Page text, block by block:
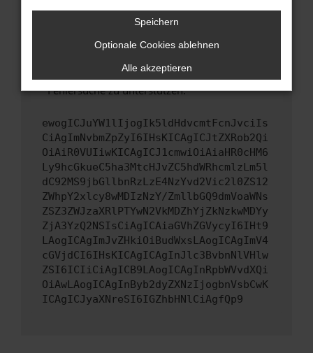
Wende dich an den Webseitenbetreiber.
Wenn du alle oben genannten Schritte versucht
hast, kontaktiere uns bitte. Wir werden
uns diesen Text schicken, um uns bei der
Fehlersuche zu unterstützen:
ewogICJuYW1lIjogIk5ldHdvcmtFcnJvciIs
CiAgImNvbmZpZyI6IHsKICAgICJtZXRob2Qi
OiAiR0VUIiwKICAgICJ1cmwiOiAiaHR0cHM6
Ly9hcGkueC5ha3MtcHJvZC5hdWRhcmlzLm5l
dC92MS9jbGllbnRzLzE4NzYvd2Vic2l0ZS12
ZWhpY2xlcy8wMDIzNzY/ZmllbGQ9dmVoaWNs
ZSZ3ZWJzaXRlPTYwN2VkMDZhYjZkNzkwMDYy
ZjA3YzQ2NSIsCiAgICAiaGVhZGVycyI6IHt9
LAogICAgImJvZHkiOiBudWxsLAogICAgImV4
cGVjdCI6IHsKICAgICAgInJlc3BvbnNlVHlw
ZSI6ICIiCiAgICB9LAogICAgInRpbWVvdXQi
OiAwLAogICAgInByb2dyZXNzIjogbnVsbCwK
ICAgICJyaXNreSI6IGZhbHNlCiAgfQp9
Speichern
Optionale Cookies ablehnen
Alle akzeptieren